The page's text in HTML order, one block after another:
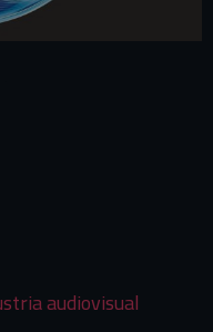
audiovisual